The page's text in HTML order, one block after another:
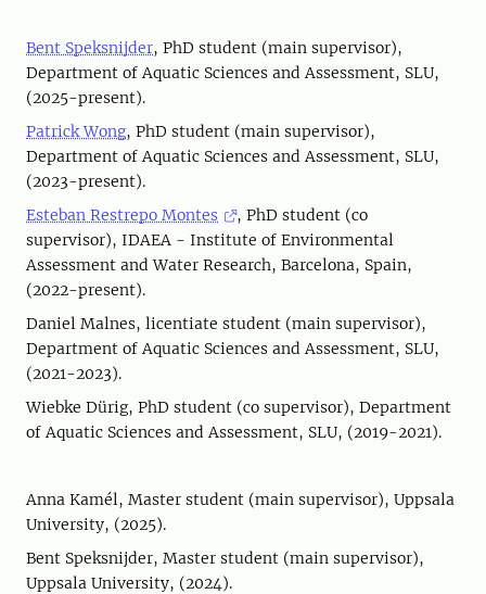
Bent Speksnijder, PhD student (main supervisor),
Department of Aquatic Sciences and Assessment, SLU,
(2025-present).
Patrick Wong, PhD student (main supervisor),
Department of Aquatic Sciences and Assessment, SLU,
(2023-present).
Esteban Restrepo Montes
, PhD student (co
supervisor), IDAEA - Institute of Environmental
Assessment and Water Research, Barcelona, Spain,
(2022-present).
Daniel Malnes, licentiate student (main supervisor),
Department of Aquatic Sciences and Assessment, SLU,
(2021-2023).
Wiebke Dürig, PhD student (co supervisor), Department
of Aquatic Sciences and Assessment, SLU, (2019-2021).
Anna Kamél, Master student (main supervisor), Uppsala
University, (2025).
Bent Speksnijder, Master student (main supervisor),
Uppsala University, (2024).